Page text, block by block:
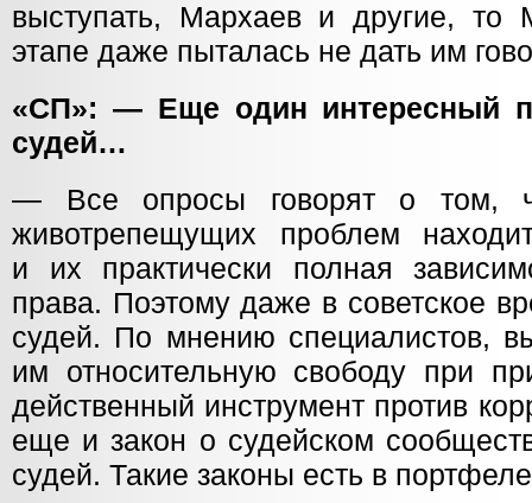
выступать, Мархаев и другие, то
этапе даже пыталась не дать им
«СП»: — Еще один интересный
судей…
— Все опросы говорят о том,
животрепещущих проблем
и их практически полная
права. Поэтому даже в советское
судей. По мнению специалистов,
им относительную свободу при
действенный инструмент против
еще и закон о судейском
судей. Такие законы есть в